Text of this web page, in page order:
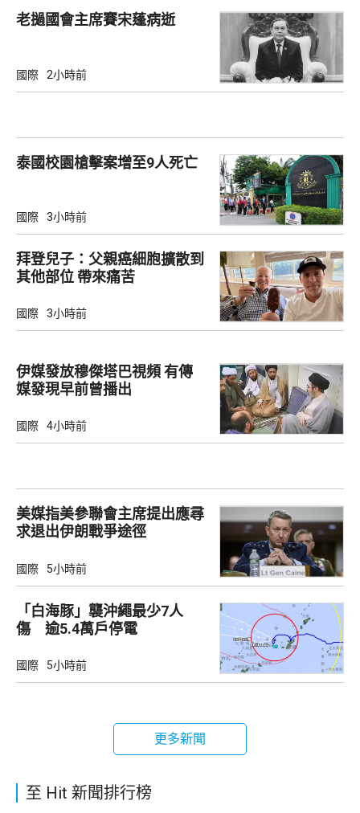
老撾國會主席賽宋蓬病逝
國際 2小時前
泰國校園槍擊案增至9人死亡
國際 3小時前
拜登兒子：父親癌細胞擴散到
其他部位 帶來痛苦
國際 3小時前
伊媒發放穆傑塔巴視頻 有傳
媒發現早前曾播出
國際 4小時前
美媒指美參聯會主席提出應尋
求退出伊朗戰爭途徑
國際 5小時前
「白海豚」襲沖繩最少7人
傷 逾5.4萬戶停電
國際 5小時前
更多新聞
至 Hit 新聞排行榜